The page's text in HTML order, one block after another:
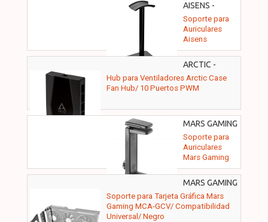
AISENS -
HSM001-397
Soporte para
Auriculares
Aisens
HSM001-397
ARCTIC -
ACFAN00175A
Hub para Ventiladores Arctic Case
Fan Hub/ 10 Puertos PWM
MARS GAMING
- MHH2
Soporte para
Auriculares
Mars Gaming
MHH2
MARS GAMING
- MCAGCV
Soporte para Tarjeta Gráfica Mars
Gaming MCA-GCV/ Compatibilidad
Universal/ Negro